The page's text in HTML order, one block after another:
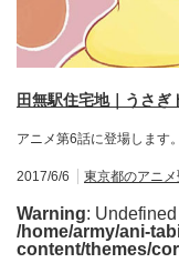
田無駅住宅地｜うさぎ
アニメ第6話に登場します
2017/6/6 東京都のアニ
Warning:
/home/army/ani-
content/themes/